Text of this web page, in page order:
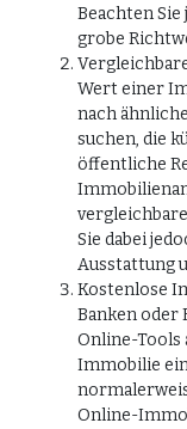
Beachten Sie
grobe
Wert einer
nach
suchen, die
öffentliche
Sie dabei
Ausstattung
Kostenlose
Banken oder
Online-Tools
Immobilie
Online-